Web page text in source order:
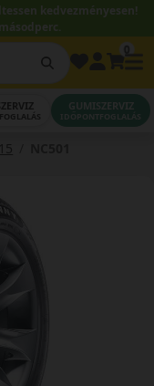
kedvezményesen!
GUMISZERVIZ
IDŐPONTFOGLALÁS